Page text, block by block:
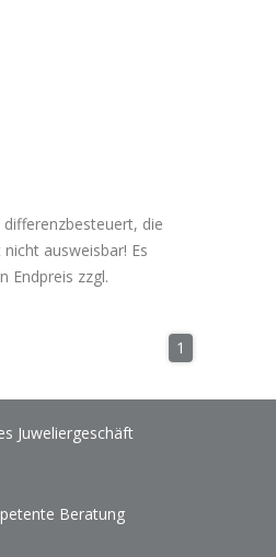
die
ausweisbar! Es
Endpreis zzgl.
1
Juweliergeschäft
Beratung